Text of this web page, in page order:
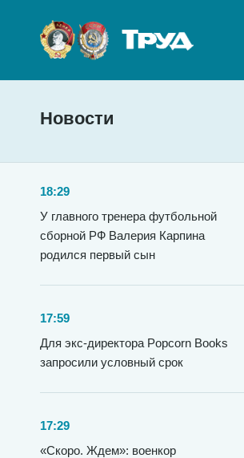
Новости
18:29
У главного тренера футбольной
сборной РФ Валерия Карпина
родился первый сын
17:59
Для экс-директора Popcorn Books
запросили условный срок
17:29
«Скоро. Ждем»: военкор